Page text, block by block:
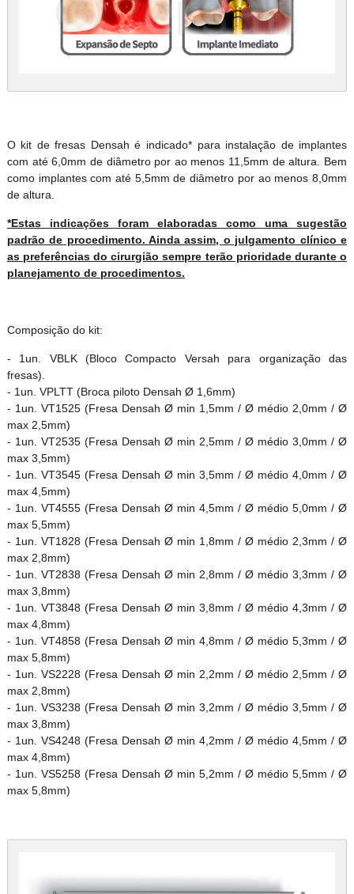
O kit de fresas Densah é indicado* para instalação de implantes
com até 6,0mm de diâmetro por ao menos 11,5mm de altura. Bem
como implantes com até 5,5mm de diâmetro por ao menos 8,0mm
de altura.
*Estas indicações foram elaboradas como uma sugestão
padrão de procedimento. Ainda assim, o julgamento clínico e
as preferências do cirurgião sempre terão prioridade durante o
planejamento de procedimentos.
Composição do kit:
- 1un. VBLK (Bloco Compacto Versah para organização das
fresas).
- 1un. VPLTT (Broca piloto Densah Ø 1,6mm)
- 1un. VT1525 (Fresa Densah Ø min 1,5mm / Ø médio 2,0mm / Ø
max 2,5mm)
- 1un. VT2535 (Fresa Densah Ø min 2,5mm / Ø médio 3,0mm / Ø
max 3,5mm)
- 1un. VT3545 (Fresa Densah Ø min 3,5mm / Ø médio 4,0mm / Ø
max 4,5mm)
- 1un. VT4555 (Fresa Densah Ø min 4,5mm / Ø médio 5,0mm / Ø
max 5,5mm)
- 1un. VT1828 (Fresa Densah Ø min 1,8mm / Ø médio 2,3mm / Ø
max 2,8mm)
- 1un. VT2838 (Fresa Densah Ø min 2,8mm / Ø médio 3,3mm / Ø
max 3,8mm)
- 1un. VT3848 (Fresa Densah Ø min 3,8mm / Ø médio 4,3mm / Ø
max 4,8mm)
- 1un. VT4858 (Fresa Densah Ø min 4,8mm / Ø médio 5,3mm / Ø
max 5,8mm)
- 1un. VS2228 (Fresa Densah Ø min 2,2mm / Ø médio 2,5mm / Ø
max 2,8mm)
- 1un. VS3238 (Fresa Densah Ø min 3,2mm / Ø médio 3,5mm / Ø
max 3,8mm)
- 1un. VS4248 (Fresa Densah Ø min 4,2mm / Ø médio 4,5mm / Ø
max 4,8mm)
- 1un. VS5258 (Fresa Densah Ø min 5,2mm / Ø médio 5,5mm / Ø
max 5,8mm)